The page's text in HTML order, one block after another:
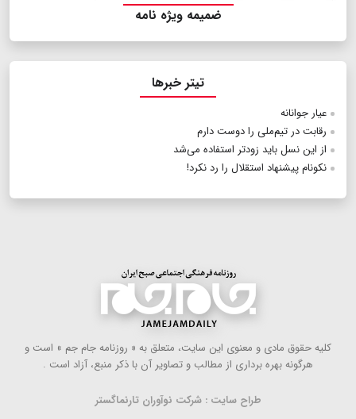
ضمیمه ویژه نامه
تیتر خبرها
عیار جوانانه
رقابت در تیم‌ملی را دوست دارم
از این نسل باید زودتر استفاده می‌شد
نکونام پیشنهاد استقلال را رد نکرد!
كلیه حقوق مادی و معنوی این سایت، متعلق به « روزنامه جام جم » است و
هرگونه بهره ‌برداری از مطالب و تصاویر آن با ذكر منبع، آزاد است .
طراح سایت : شرکت نوآوران تارنماگستر